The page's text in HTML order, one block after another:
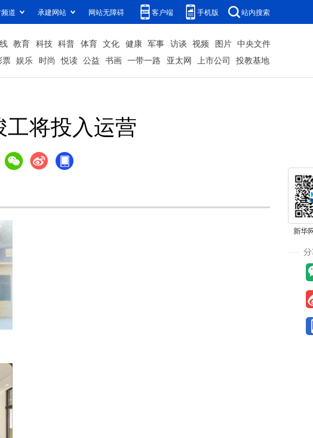
道 承建网站 网站无障碍 客户端 手机版 站内搜索
教育 科技 科普 体育 文化 健康 军事 访谈 视频 图片 中央文件
票 娱乐 时尚 悦读 公益 书画 一带一路 亚太网 上市公司 投教基地
将投入运营